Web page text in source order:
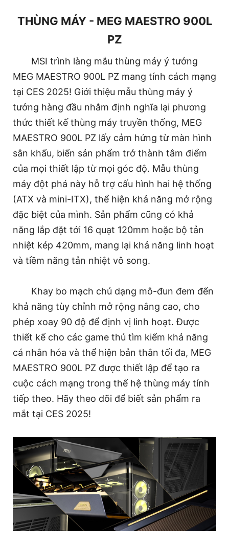
THÙNG MÁY - MEG MAESTRO 900L
PZ
MSI trình làng mẫu thùng máy ý tưởng
MEG MAESTRO 900L PZ mang tính cách mạng
tại CES 2025! Giới thiệu mẫu thùng máy ý
tưởng hàng đầu nhằm định nghĩa lại phương
thức thiết kế thùng máy truyền thống, MEG
MAESTRO 900L PZ lấy cảm hứng từ màn hình
sân khấu, biến sản phẩm trở thành tâm điểm
của mọi thiết lập từ mọi góc độ. Mẫu thùng
máy đột phá này hỗ trợ cấu hình hai hệ thống
(ATX và mini-ITX), thể hiện khả năng mở rộng
đặc biệt của mình. Sản phẩm cũng có khả
năng lắp đặt tới 16 quạt 120mm hoặc bộ tản
nhiệt kép 420mm, mang lại khả năng linh hoạt
và tiềm năng tản nhiệt vô song.
Khay bo mạch chủ dạng mô-đun đem đến
khả năng tùy chỉnh mở rộng nâng cao, cho
phép xoay 90 độ để định vị linh hoạt. Được
thiết kế cho các game thủ tìm kiếm khả năng
cá nhân hóa và thể hiện bản thân tối đa, MEG
MAESTRO 900L PZ được thiết lập để tạo ra
cuộc cách mạng trong thế hệ thùng máy tính
tiếp theo. Hãy theo dõi để biết sản phẩm ra
mắt tại CES 2025!